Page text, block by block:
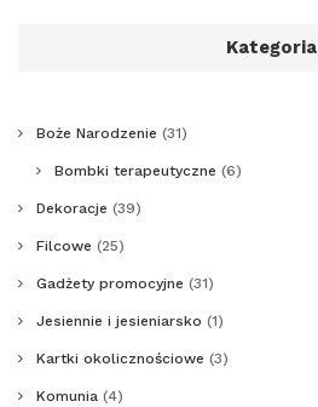
Kategoria
Boże Narodzenie (31)
Bombki terapeutyczne (6)
Dekoracje (39)
Filcowe (25)
Gadżety promocyjne (31)
Jesiennie i jesieniarsko (1)
Kartki okolicznościowe (3)
Komunia (4)